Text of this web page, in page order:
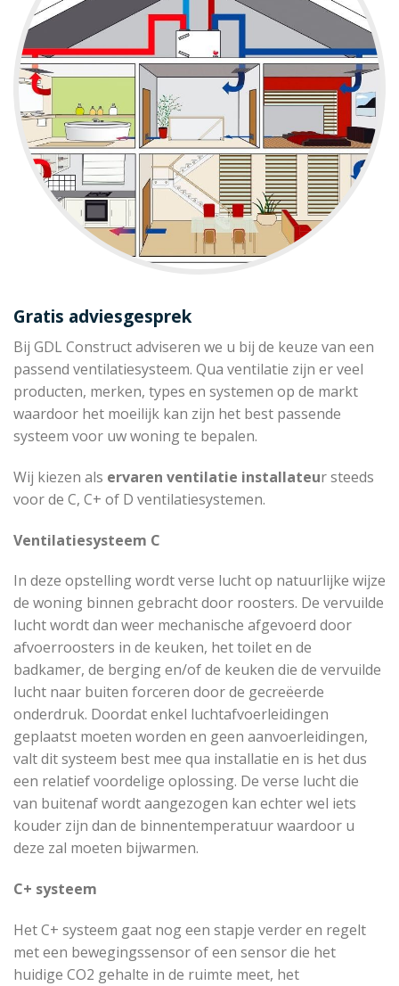
Gratis adviesgesprek
Bij GDL Construct adviseren we u bij de keuze van een
passend ventilatiesysteem. Qua ventilatie zijn er veel
producten, merken, types en systemen op de markt
waardoor het moeilijk kan zijn het best passende
systeem voor uw woning te bepalen.
Wij kiezen als ervaren ventilatie installateur steeds
voor de C, C+ of D ventilatiesystemen.
Ventilatiesysteem C
In deze opstelling wordt verse lucht op natuurlijke wijze
de woning binnen gebracht door roosters. De vervuilde
lucht wordt dan weer mechanische afgevoerd door
afvoerroosters in de keuken, het toilet en de
badkamer, de berging en/of de keuken die de vervuilde
lucht naar buiten forceren door de gecreëerde
onderdruk. Doordat enkel luchtafvoerleidingen
geplaatst moeten worden en geen aanvoerleidingen,
valt dit systeem best mee qua installatie en is het dus
een relatief voordelige oplossing. De verse lucht die
van buitenaf wordt aangezogen kan echter wel iets
kouder zijn dan de binnentemperatuur waardoor u
deze zal moeten bijwarmen.
C+ systeem
Het C+ systeem gaat nog een stapje verder en regelt
met een bewegingssensor of een sensor die het
huidige CO2 gehalte in de ruimte meet, het